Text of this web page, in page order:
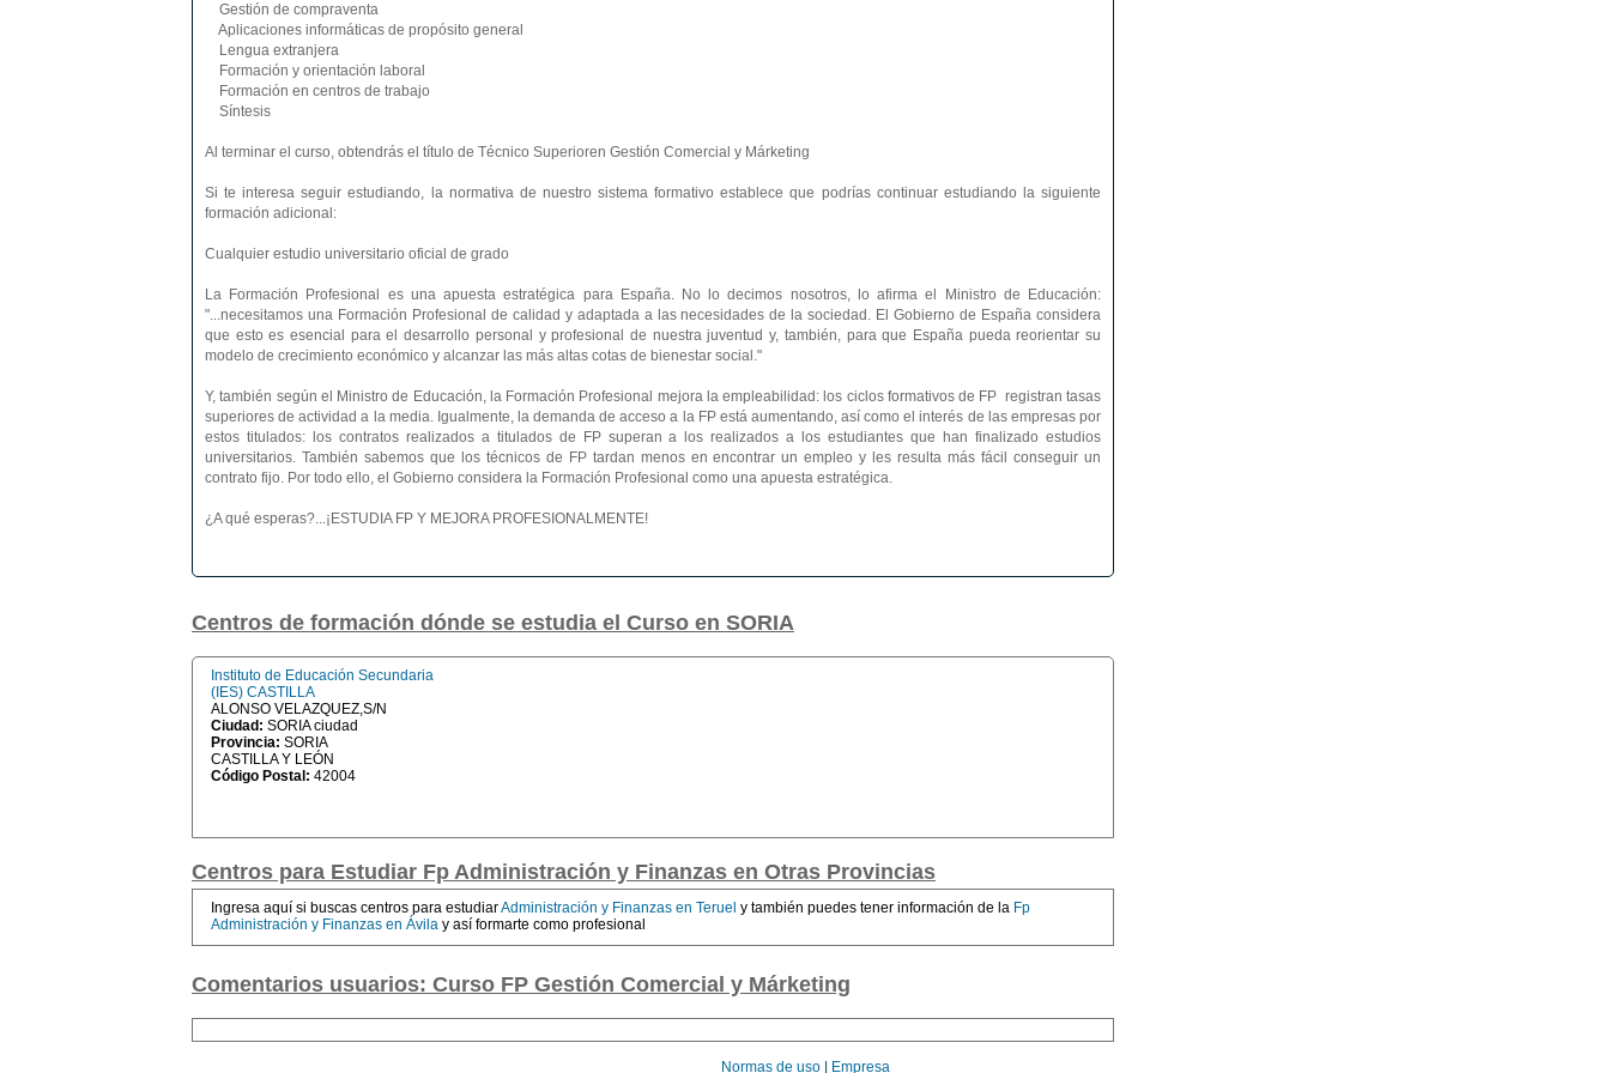
Gestión de compraventa
Aplicaciones informáticas de propósito general
Lengua extranjera
Formación y orientación laboral
Formación en centros de trabajo
Síntesis
Al terminar el curso, obtendrás el título de Técnico Superioren Gestión Comercial y Márketing
Si te interesa seguir estudiando, la normativa de nuestro sistema formativo establece que podrías continuar estudiando la siguiente
formación adicional:
Cualquier estudio universitario oficial de grado
La Formación Profesional es una apuesta estratégica para España. No lo decimos nosotros, lo afirma el Ministro de Educación:
"...necesitamos una Formación Profesional de calidad y adaptada a las necesidades de la sociedad. El Gobierno de España considera
que esto es esencial para el desarrollo personal y profesional de nuestra juventud y, también, para que España pueda reorientar su
modelo de crecimiento económico y alcanzar las más altas cotas de bienestar social."
Y, también según el Ministro de Educación, la Formación Profesional mejora la empleabilidad: los ciclos formativos de FP registran tasas
superiores de actividad a la media. Igualmente, la demanda de acceso a la FP está aumentando, así como el interés de las empresas por
estos titulados: los contratos realizados a titulados de FP superan a los realizados a los estudiantes que han finalizado estudios
universitarios. También sabemos que los técnicos de FP tardan menos en encontrar un empleo y les resulta más fácil conseguir un
contrato fijo. Por todo ello, el Gobierno considera la Formación Profesional como una apuesta estratégica.
¿A qué esperas?...¡ESTUDIA FP Y MEJORA PROFESIONALMENTE!
Centros de formación dónde se estudia el Curso en SORIA
Instituto de Educación Secundaria
(IES) CASTILLA
ALONSO VELAZQUEZ,S/N
Ciudad: SORIA ciudad
Provincia: SORIA
CASTILLA Y LEÓN
Código Postal: 42004
Centros para Estudiar Fp Administración y Finanzas en Otras Provincias
Ingresa aquí si buscas centros para estudiarAdministración y Finanzas en Teruel y también puedes tener información de la Fp
Administración y Finanzas en Ávila y así formarte como profesional
Comentarios usuarios: Curso FP Gestión Comercial y Márketing
Normas de uso| Empresa